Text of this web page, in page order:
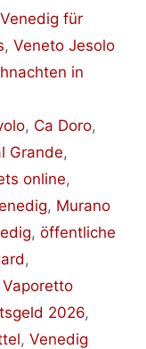
Venedig für
, Veneto Jesolo
in
, Ca Doro,
Grande,
online,
, Murano
, öffentliche
,
Vaporetto
2026,
, Venedig